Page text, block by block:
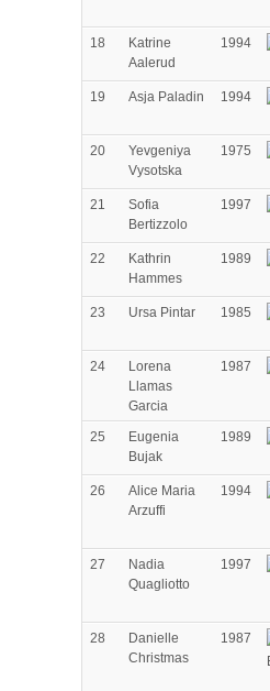
18
Katrine
Aalerud
1994
19 Asja Paladin 1994
20
Yevgeniya
Vysotska
1975
21
Sofia
Bertizzolo
1997
22
Kathrin
Hammes
1989
23 Ursa Pintar 1985
24
Lorena
Llamas
Garcia
1987
25
Eugenia
Bujak
1989
26
Alice Maria
Arzuffi
1994
27
Nadia
Quagliotto
1997
28
Danielle
Christmas
1987